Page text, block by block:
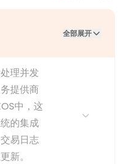
收到新的医疗证据全部展开
理并发
提供商
中，这
的集成
易日志
新。